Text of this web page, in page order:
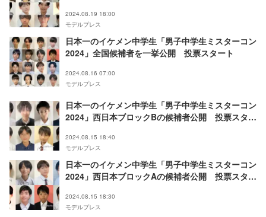
2024.08.19 18:00
モデルプレス
日本一のイケメン中学生「男子中学生ミスターコン
2024」全国候補者を一挙公開 投票スタート
2024.08.16 07:00
モデルプレス
日本一のイケメン中学生「男子中学生ミスターコン
2024」西日本ブロックBの候補者公開 投票スター
2024.08.15 18:40
モデルプレス
日本一のイケメン中学生「男子中学生ミスターコン
2024」西日本ブロックAの候補者公開 投票スター
2024.08.15 18:30
モデルプレス